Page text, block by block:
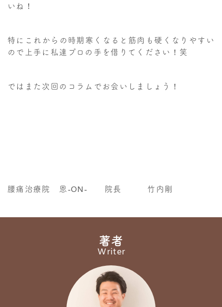
いね！
特にこれからの時期寒くなると筋肉も硬くなりやすい
ので上手に私達プロの手を借りてください！笑
ではまた次回のコラムでお会いしましょう！
腰痛治療院 恩‐ON‐ 院長 竹内剛
著者
Writer